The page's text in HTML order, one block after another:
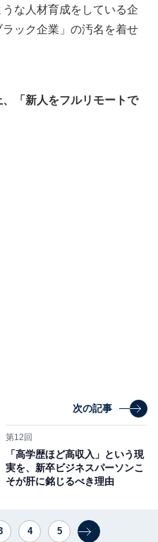
な人材育成をしている企
ック企業」の汚名を着せ
「新人をフルリモートで
次の記事
第12回
「高学歴ほど高収入」という現
実を、新卒ビジネスパーソンこ
そが肝に銘じるべき理由
4 5